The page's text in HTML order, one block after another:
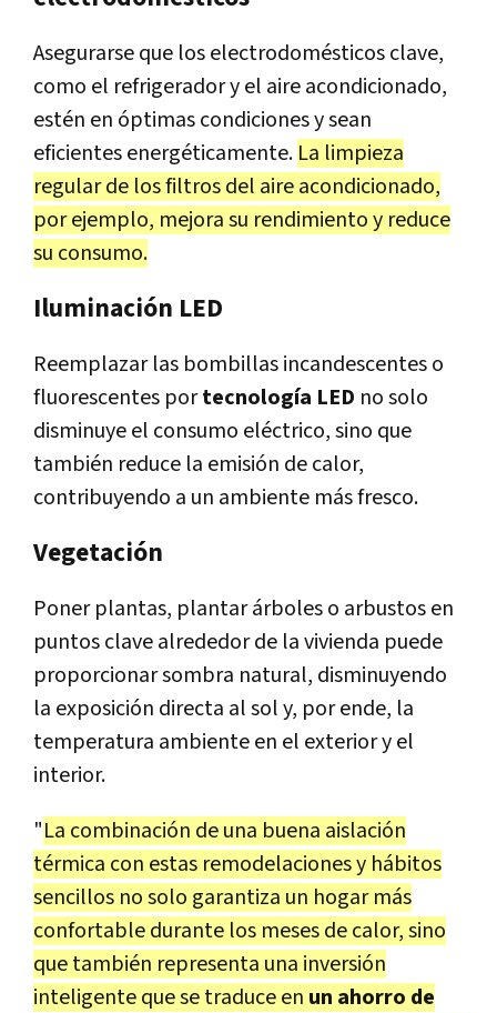
Asegurarse que los electrodomésticos clave,
como el refrigerador y el aire acondicionado,
estén en óptimas condiciones y sean
eficientes energéticamente. La limpieza
regular de los filtros del aire acondicionado,
por ejemplo, mejora su rendimiento y reduce
su consumo.
Iluminación LED
Reemplazar las bombillas incandescentes o
fluorescentes portecnología LED no solo
disminuye el consumo eléctrico, sino que
también reduce la emisión de calor,
contribuyendo a un ambiente más fresco.
Vegetación
Poner plantas, plantar árboles o arbustos en
puntos clave alrededor de la vivienda puede
proporcionar sombra natural, disminuyendo
la exposición directa al sol y, por ende, la
temperatura ambiente en el exterior y el
interior.
"La combinación de una buena aislación
térmica con estas remodelaciones y hábitos
sencillos no solo garantiza un hogar más
confortable durante los meses de calor, sino
que también representa una inversión
inteligente que se traduce en un ahorro de